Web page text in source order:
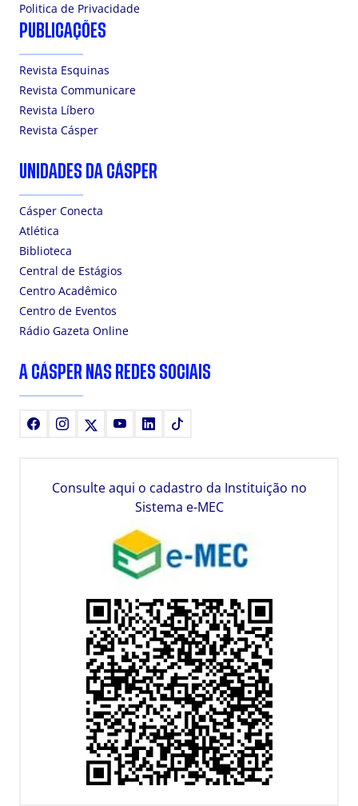
Politica de Privacidade
PUBLICAÇÕES
Revista Esquinas
Revista Communicare
Revista Líbero
Revista Cásper
UNIDADES DA CÁSPER
Cásper Conecta
Atlética
Biblioteca
Central de Estágios
Centro Acadêmico
Centro de Eventos
Rádio Gazeta Online
A CÁSPER NAS REDES SOCIAIS
FacebookInstagram YoutubeLinkedIn
Consulte aqui o cadastro da Instituição no
Sistema e-MEC